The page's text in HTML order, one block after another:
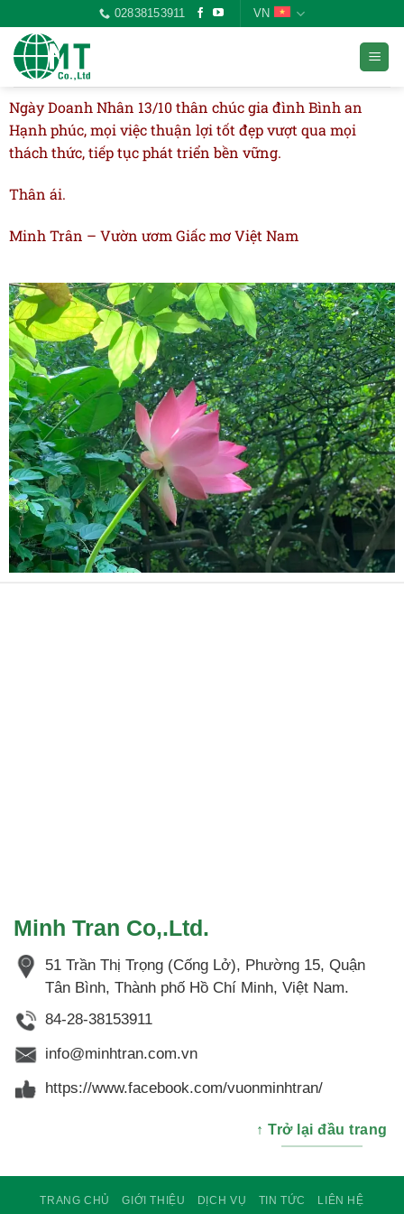
02838153911 VN
Ngày Doanh Nhân 13/10 thân chúc gia đình Bình an
Hạnh phúc, mọi việc thuận lợi tốt đẹp vượt qua mọi
thách thức, tiếp tục phát triển bền vững.
Thân ái.
Minh Trân – Vườn ươm Giấc mơ Việt Nam
Minh Tran Co,.Ltd.
51 Trần Thị Trọng (Cống Lở), Phường 15, Quận
Tân Bình, Thành phố Hồ Chí Minh, Việt Nam.
84-28-38153911
info@minhtran.com.vn
https://www.facebook.com/vuonminhtran/
↑ Trở lại đầu trang
TRANG CHỦ GIỚI THIỆU DỊCH VỤ TIN TỨC LIÊN HỆ